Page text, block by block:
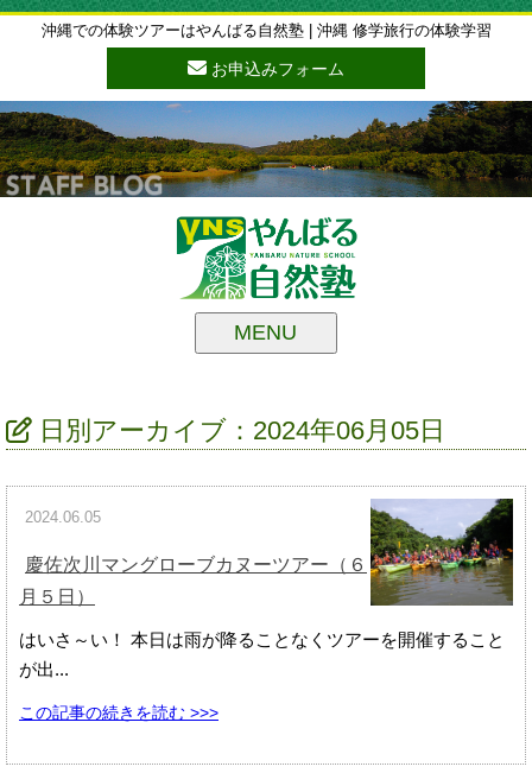
沖縄での体験ツアーはやんばる自然塾 | 沖縄 修学旅行の体験学習
お申込みフォーム
MENU
日別アーカイブ：2024年06月05日
2024.06.05
慶佐次川マングローブカヌーツアー（６
月５日）
はいさ～い！ 本日は雨が降ることなくツアーを開催すること
が出...
この記事の続きを読む >>>